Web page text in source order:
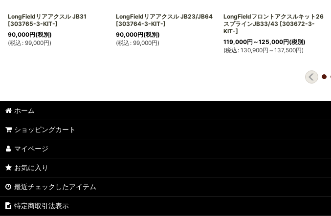
LongFieldリアアクスル JB31
[303765-3-KIT-]
90,000円(税別)
(税込 : 99,000円)
LongFieldリアアクスル JB23/JB64
[303764-3-KIT-]
90,000円(税別)
(税込 : 99,000円)
LongFieldフロントアクスルキット26
スプラインJB33/43 [303672-3-
KIT-]
119,000円 ～125,000円(税別)
(税込 : 130,900円 ～137,500円)
ホーム
ショッピングカート
マイページ
お気に入り
最近チェックしたアイテム
特定商取引法表示